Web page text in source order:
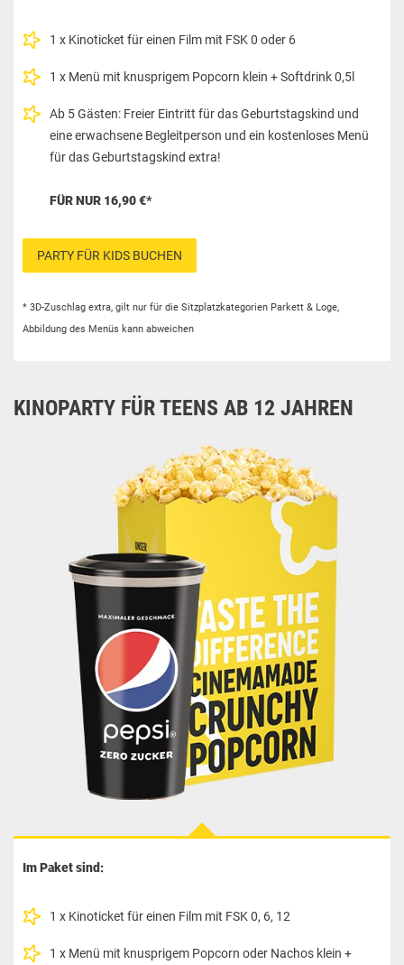
1 x Kinoticket für einen Film mit FSK 0 oder 6
1 x Menü mit knusprigem Popcorn klein + Softdrink 0,5l
Ab 5 Gästen: Freier Eintritt für das Geburtstagskind und
eine erwachsene Begleitperson und ein kostenloses Menü
für das Geburtstagskind extra!
FÜR NUR 16,90 €*
PARTY FÜR KIDS BUCHEN
* 3D-Zuschlag extra, gilt nur für die Sitzplatzkategorien Parkett & Loge,
Abbildung des Menüs kann abweichen
KINOPARTY FÜR TEENS AB 12 JAHREN
Im Paket sind:
1 x Kinoticket für einen Film mit FSK 0, 6, 12
1 x Menü mit knusprigem Popcorn oder Nachos klein +